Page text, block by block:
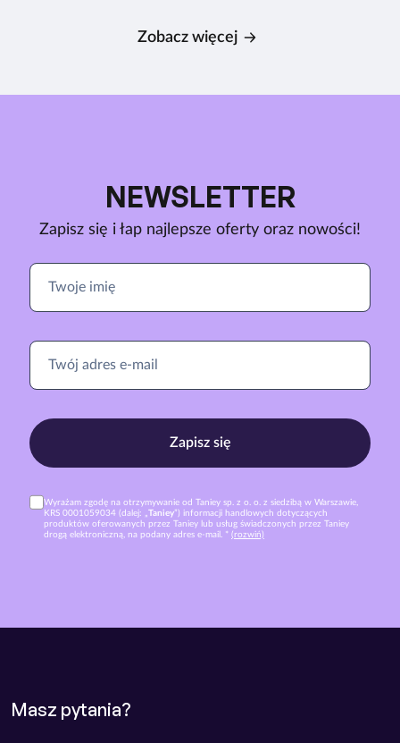
Zobacz więcej
NEWSLETTER
Zapisz się i łap najlepsze oferty oraz nowości!
Zapisz się
Wyrażam zgodę na otrzymywanie od Taniey sp. z o. o. z siedzibą w Warszawie,
KRS 0001059034 (dalej: „ Taniey”) informacji handlowych dotyczących
produktów oferowanych przez Taniey lub usług świadczonych przez Taniey
drogą elektroniczną, na podany adres e-mail. * (rozwiń)
Masz pytania?